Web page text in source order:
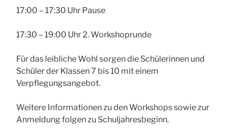
17:00 – 17:30 Uhr Pause
17:30 – 19:00 Uhr 2. Workshoprunde
Für das leibliche Wohl sorgen die Schülerinnen und
Schüler der Klassen 7 bis 10 mit einem
Verpflegungsangebot.
Weitere Informationen zu den Workshops sowie zur
Anmeldung folgen zu Schuljahresbeginn.